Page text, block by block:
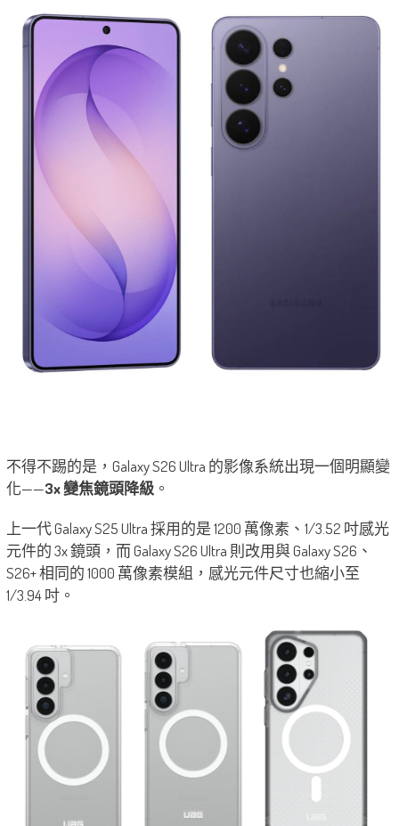
不得不踢的是，Galaxy S26 Ultra 的影像系統出現一個明顯變
化——3x 變焦鏡頭降級。
上一代 Galaxy S25 Ultra 採用的是 1200 萬像素、1/3.52 吋感光
元件的 3x 鏡頭，而 Galaxy S26 Ultra 則改用與 Galaxy S26、
S26+ 相同的 1000 萬像素模組，感光元件尺寸也縮小至
1/3.94 吋。